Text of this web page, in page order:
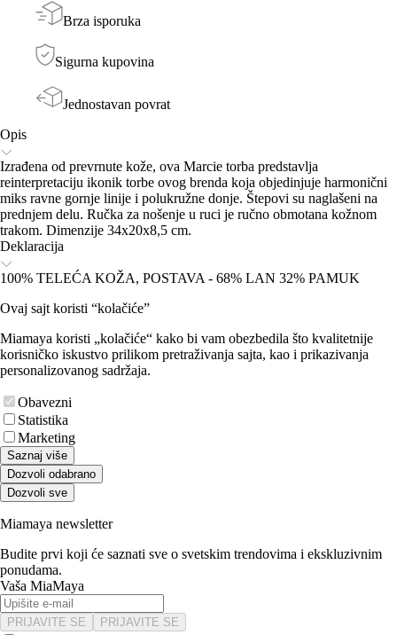
Brza isporuka
Sigurna kupovina
Jednostavan povrat
Opis
Izrađena od prevrnute kože, ova Marcie torba predstavlja
reinterpretaciju ikonik torbe ovog brenda koja objedinjuje harmonični
miks ravne gornje linije i polukružne donje. Štepovi su naglašeni na
prednjem delu. Ručka za nošenje u ruci je ručno obmotana kožnom
trakom. Dimenzije 34x20x8,5 cm.
Deklaracija
100% TELEĆA KOŽA, POSTAVA - 68% LAN 32% PAMUK
Ovaj sajt koristi “kolačiće”
Miamaya koristi „kolačiće“ kako bi vam obezbedila što kvalitetnije
korisničko iskustvo prilikom pretraživanja sajta, kao i prikazivanja
personalizovanog sadržaja.
Obavezni
Statistika
Marketing
Saznaj više
Dozvoli odabrano
Dozvoli sve
Miamaya newsletter
Budite prvi koji će saznati sve o svetskim trendovima i ekskluzivnim
ponudama.
Vaša MiaMaya
PRIJAVITE SE PRIJAVITE SE